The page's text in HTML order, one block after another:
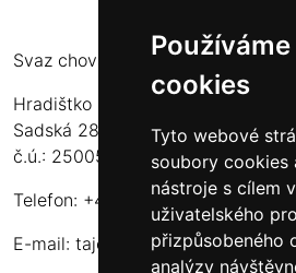
cookies
Tyto webové
soubory cookies
nástroje s cílem
uživatelského
přizpůsobeného
analýzy
Svaz chovatelů koní Kinských
Hradištko u Sadské 126
Sadská 289 12
č.ú.: 2500556717/2010
Telefon: +420 724 135 536
E-mail: tajemnik@schkk.cz